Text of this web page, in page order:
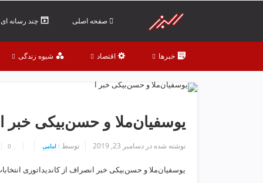
ن
صفحه اصلی چند رسانه ای
خبرها اقتصاد شیوه زندگی
یوسفیان‌ملا و حسن‌بیکی خبر ا
نوشته شده در دسامبر 23, 2019 توسط : امامی 0
یوسفیان‌ملا و حسن‌بیکی خبر انصراف از کاندیداتوری